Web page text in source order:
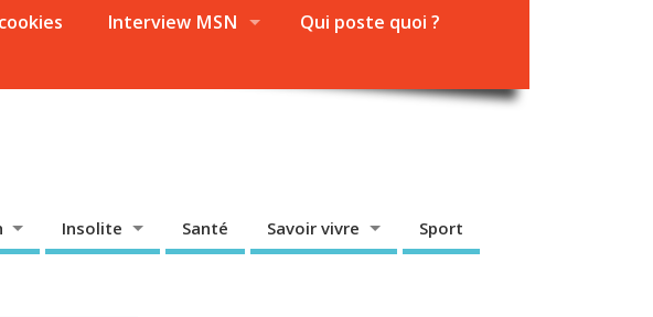
Interview MSN
Qui poste quoi ?
Insolite Santé Savoir vivre Sport